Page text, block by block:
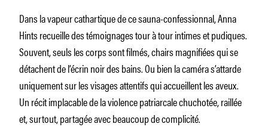
Dans la vapeur cathartique de ce sauna-confessionnal, Anna
Hints recueille des témoignages tour à tour intimes et pudiques.
Souvent, seuls les corps sont filmés, chairs magnifiées qui se
détachent de l’écrin noir des bains. Ou bien la caméra s’attarde
uniquement sur les visages attentifs qui accueillent les aveux.
Un récit implacable de la violence patriarcale chuchotée, raillée
et, surtout, partagée avec beaucoup de complicité.